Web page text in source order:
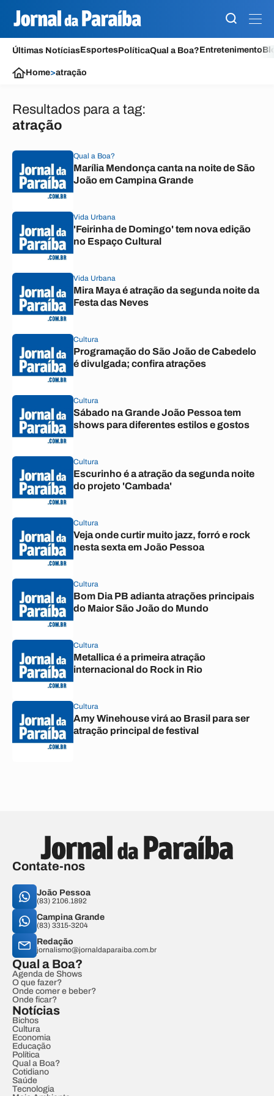
Últimas NotíciasEsportesPolíticaQual a Boa?Entretenimento
Home>atração
Resultados para a tag:
atração
Qual a Boa?
Marília Mendonça canta na noite de São
João em Campina Grande
Vida Urbana
'Feirinha de Domingo' tem nova edição
no Espaço Cultural
Vida Urbana
Mira Maya é atração da segunda noite da
Festa das Neves
Cultura
Programação do São João de Cabedelo
é divulgada; confira atrações
Cultura
Sábado na Grande João Pessoa tem
shows para diferentes estilos e gostos
Cultura
Escurinho é a atração da segunda noite
do projeto 'Cambada'
Cultura
Veja onde curtir muito jazz, forró e rock
nesta sexta em João Pessoa
Cultura
Bom Dia PB adianta atrações principais
do Maior São João do Mundo
Cultura
Metallica é a primeira atração
internacional do Rock in Rio
Cultura
Amy Winehouse virá ao Brasil para ser
atração principal de festival
Contate-nos
João Pessoa
(83) 2106.1892
Campina Grande
(83) 3315-3204
Redação
jornalismo@jornaldaparaiba.com.br
Qual a Boa?
Agenda de Shows
O que fazer?
Onde comer e beber?
Onde ficar?
Notícias
Bichos
Cultura
Economia
Educação
Política
Qual a Boa?
Cotidiano
Saúde
Tecnologia